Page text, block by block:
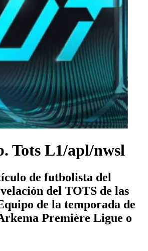
Tots L1/apl/nwsl
de futbolista del
del TOTS de las
de la temporada de
Première Ligue o